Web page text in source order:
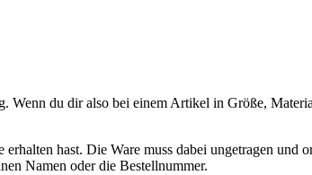
du dir also bei einem Artikel in Größe,
hast. Die Ware muss dabei ungetragen und
Namen oder die Bestellnummer.